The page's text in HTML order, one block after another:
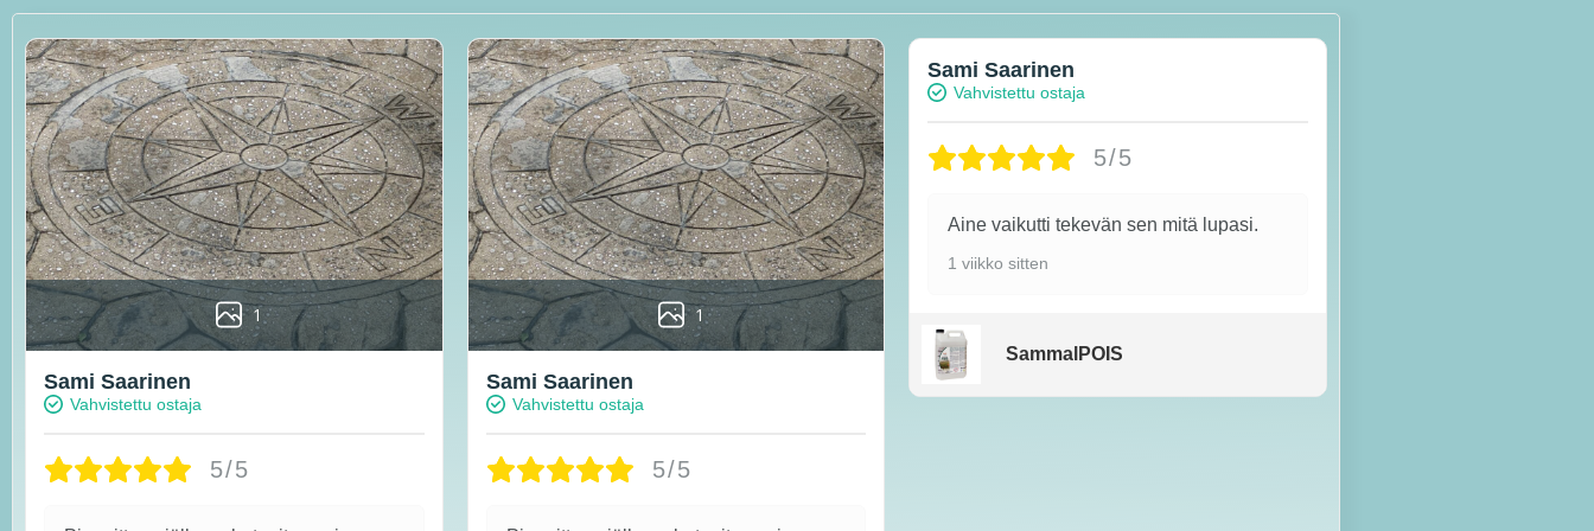
1
Sami Saarinen
Vahvistettu ostaja
5/5
1
Sami Saarinen
Vahvistettu ostaja
5/5
Sami Saarinen
Vahvistettu ostaja
5/5
Aine vaikutti tekevän sen mitä lupasi.
1 viikko sitten
SammalPOIS